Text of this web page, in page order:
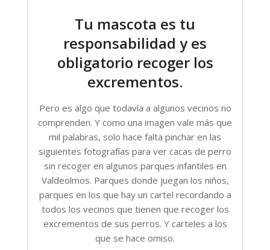
Tu mascota es tu
responsabilidad y es
obligatorio recoger los
excrementos.
Pero es algo que todavía a algunos vecinos no
comprenden. Y como una imagen vale más que
mil palabras, solo hace falta pinchar en las
siguientes fotografías para ver cacas de perro
sin recoger en algunos parques infantiles en
Valdeolmos. Parques donde juegan los niños,
parques en los que hay un cartel recordando a
todos los vecinos que tienen que recoger los
excrementos de sus perros. Y carteles a los
que se hace omiso.